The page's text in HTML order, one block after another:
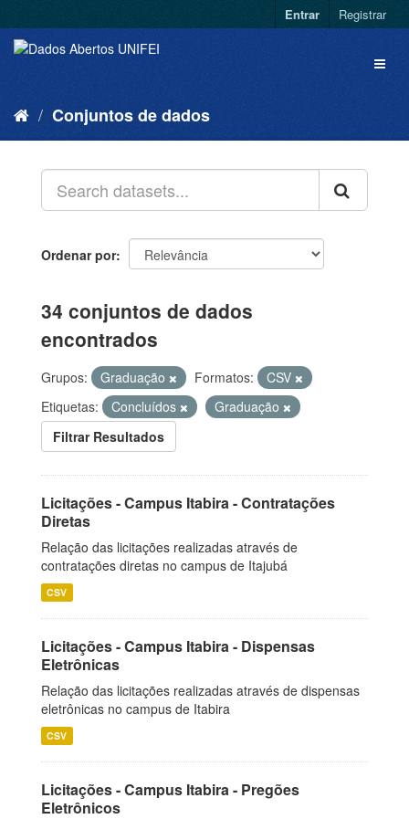
Entrar Registrar
Conjuntos de dados
Ordenar por
34 conjuntos de dados
encontrados
Grupos: Graduação Formatos:
CSV
Etiquetas:
Concluídos
Graduação
Filtrar Resultados
Licitações - Campus Itabira - Contratações
Diretas
Relação das licitações realizadas através de
contratações diretas no campus de Itajubá
CSV
Licitações - Campus Itabira - Dispensas
Eletrônicas
Relação das licitações realizadas através de dispensas
eletrônicas no campus de Itabira
CSV
Licitações - Campus Itabira - Pregões
Eletrônicos